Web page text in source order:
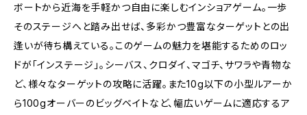
ボートから近海を手軽かつ自由に楽しむインショアゲーム。一歩
そのステージへと踏み出せば、多彩かつ豊富なターゲットとの出
逢いが待ち構えている。このゲームの魅力を堪能するためのロッ
ドが「インステージ」。シーバス、クロダイ、マゴチ、サワラや青物な
ど、様々なターゲットの攻略に活躍。また10g以下の小型ルアーか
ら100gオーバーのビッグベイトなど、幅広いゲームに適応するア